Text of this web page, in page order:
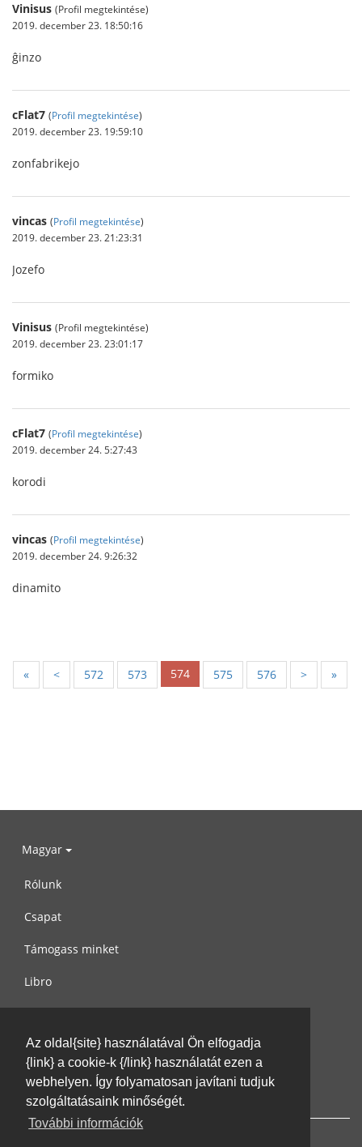
Az oldal{site} használatával Ön elfogadja
{link} a cookie-k {/link} használatát ezen a
webhelyen. Így folyamatosan javítani tudjuk
szolgáltatásaink minőségét.
További információk
Vinisus (Profil megtekintése)
2019. december 23. 18:50:16
ĝinzo
cFlat7 (Profil megtekintése)
2019. december 23. 19:59:10
zonfabrikejo
vincas (Profil megtekintése)
2019. december 23. 21:23:31
Jozefo
Vinisus (Profil megtekintése)
2019. december 23. 23:01:17
formiko
cFlat7 (Profil megtekintése)
2019. december 24. 5:27:43
korodi
vincas (Profil megtekintése)
2019. december 24. 9:26:32
dinamito
« < 572 573 574 575 576 > »
Magyar
Rólunk
Csapat
Támogass minket
Libro
Használati feltételek
Írj nekünk